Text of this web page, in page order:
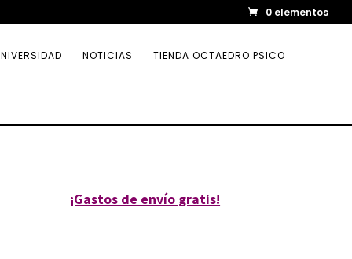
0 elementos
NOTICIAS TIENDA OCTAEDRO PSICO
¡Gastos de envío gratis!